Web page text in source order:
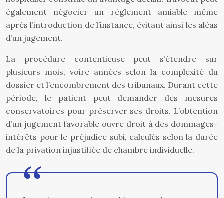
également négocier un règlement amiable même
après l’introduction de l’instance, évitant ainsi les aléas
d’un jugement.
La procédure contentieuse peut s’étendre sur
plusieurs mois, voire années selon la complexité du
dossier et l’encombrement des tribunaux. Durant cette
période, le patient peut demander des mesures
conservatoires pour préserver ses droits. L’obtention
d’un jugement favorable ouvre droit à des dommages-
intérêts pour le préjudice subi, calculés selon la durée
de la privation injustifiée de chambre individuelle.